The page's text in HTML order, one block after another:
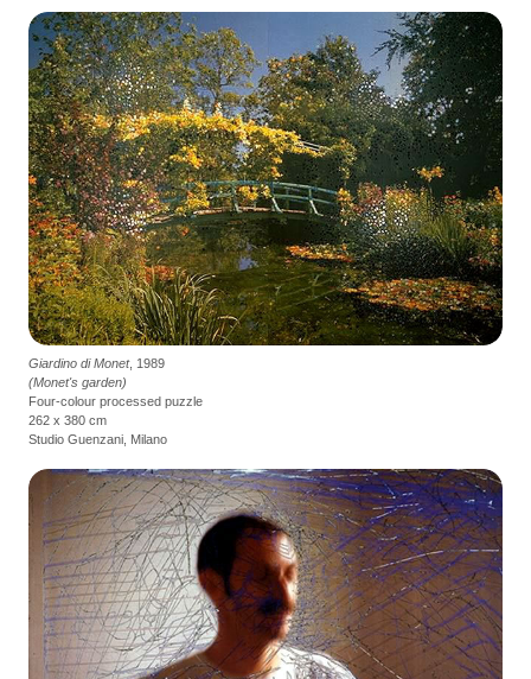
Giardino di Monet, 1989
(Monet's garden)
Four-colour processed puzzle
262 x 380 cm
Studio Guenzani, Milano